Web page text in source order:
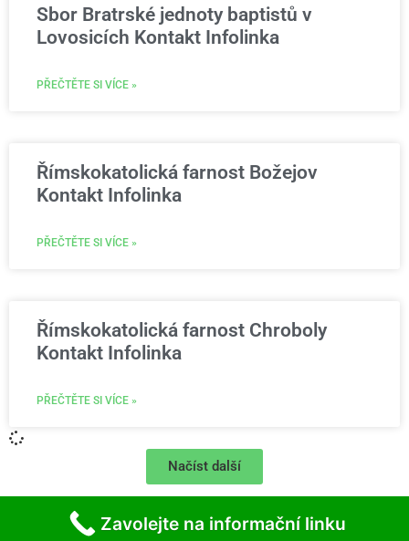
Sbor Bratrské jednoty baptistů v
Lovosicích Kontakt Infolinka
PŘEČTĚTE SI VÍCE »
Římskokatolická farnost Božejov
Kontakt Infolinka
PŘEČTĚTE SI VÍCE »
Římskokatolická farnost Chroboly
Kontakt Infolinka
PŘEČTĚTE SI VÍCE »
Načíst další
Zavolejte na informační linku